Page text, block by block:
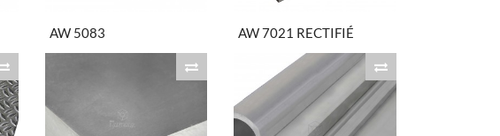
AW 5083 AW 7021 RECTIFIÉ